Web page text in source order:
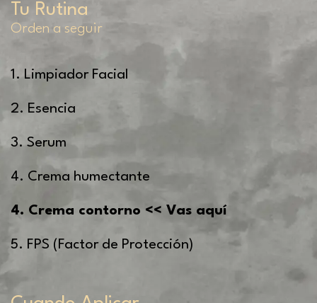
Tu Rutina
Orden a seguir
1. Limpiador Facial
2. Esencia
3. Serum
4. Crema humectante
4. Crema contorno << Vas aquí
5. FPS (Factor de Protección)